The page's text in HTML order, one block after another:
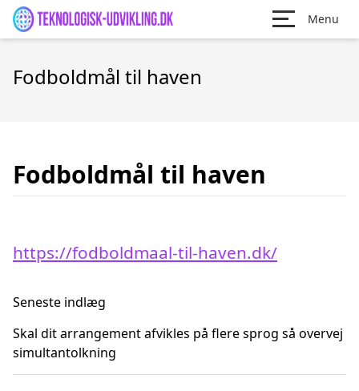
Menu
Fodboldmål til haven
Fodboldmål til haven
https://fodboldmaal-til-haven.dk/
Seneste indlæg
Skal dit arrangement afvikles på flere sprog så overvej
simultantolkning